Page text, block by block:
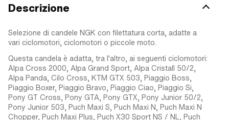
Descrizione
Selezione di candele NGK con filettatura corta, adatte a
vari ciclomotori, ciclomotori o piccole moto.
Questa candela è adatta, tra l'altro, ai seguenti ciclomotori:
Alpa Cross 2000, Alpa Grand Sport, Alpa Cristall 50/2,
Alpa Panda, Cilo Cross, KTM GTX 503, Piaggio Boss,
Piaggio Boxer, Piaggio Bravo, Piaggio Ciao, Piaggio Si,
Pony GT Cross, Pony GTA, Pony GTX, Pony Junior 50/2,
Pony Junior 503, Puch Maxi S, Puch Maxi N, Puch Maxi N
Chopper, Puch Maxi Plus, Puch X30 Sport NS / NL, Puch